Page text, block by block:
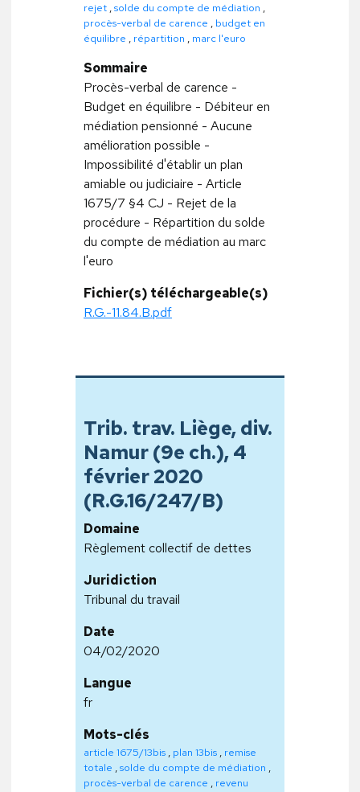
rejet ,solde du compte de médiation ,
procès-verbal de carence , budget en
équilibre , répartition , marc l'euro
Sommaire
Procès-verbal de carence -
Budget en équilibre - Débiteur en
médiation pensionné - Aucune
amélioration possible -
Impossibilité d'établir un plan
amiable ou judiciaire - Article
1675/7 §4 CJ - Rejet de la
procédure - Répartition du solde
du compte de médiation au marc
l'euro
Fichier(s) téléchargeable(s)
R.G.-11.84.B.pdf
Trib. trav. Liège, div.
Namur (9e ch.), 4
février 2020
(R.G.16/247/B)
Domaine
Règlement collectif de dettes
Juridiction
Tribunal du travail
Date
04/02/2020
Langue
fr
Mots-clés
article 1675/13bis , plan 13bis , remise
totale ,solde du compte de médiation ,
procès-verbal de carence , revenu